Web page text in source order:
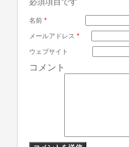
名前 *
メールアドレス *
ウェブサイト
コメント